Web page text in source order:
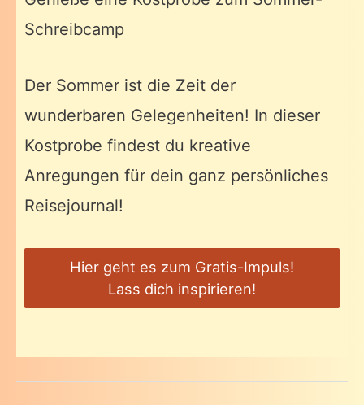
Schreibcamp
Der Sommer ist die Zeit der
wunderbaren Gelegenheiten! In dieser
Kostprobe findest du kreative
Anregungen für dein ganz persönliches
Reisejournal!
Hier geht es zum Gratis-Impuls!
Lass dich inspirieren!